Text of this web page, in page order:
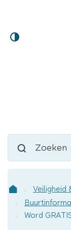
Hoog
Lokaal
kunnen
helpen?
Zoeken
Startpagina
Veiligheid
Word